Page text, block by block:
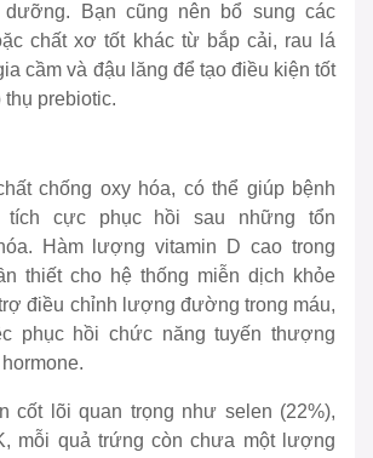
Bạn cũng nên bổ sung các
chất xơ tốt khác từ bắp cải, rau lá
cầm và đậu lăng để tạo điều kiện tốt
thụ prebiotic.
chống oxy hóa, có thể giúp bệnh
tích cực phục hồi sau những tổn
Hàm lượng vitamin D cao trong
thiết cho hệ thống miễn dịch khỏe
điều chỉnh lượng đường trong máu,
phục hồi chức năng tuyến thượng
cốt lõi quan trọng như selen (22%),
mỗi quả trứng còn chưa một lượng